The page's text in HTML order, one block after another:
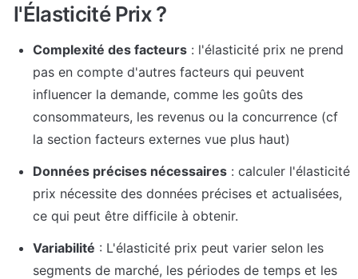
l'Élasticité Prix ?
Complexité des facteurs : l'élasticité prix ne prend
pas en compte d'autres facteurs qui peuvent
influencer la demande, comme les goûts des
consommateurs, les revenus ou la concurrence (cf
la section facteurs externes vue plus haut)
Données précises nécessaires : calculer l'élasticité
prix nécessite des données précises et actualisées,
ce qui peut être difficile à obtenir.
Variabilité : L'élasticité prix peut varier selon les
segments de marché, les périodes de temps et les